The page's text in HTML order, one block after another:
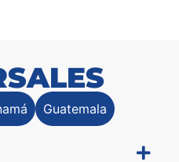
Guatemala